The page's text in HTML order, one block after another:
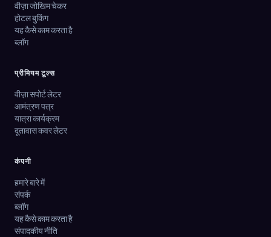
वीज़ा जोखिम चेकर
होटल बुकिंग
यह कैसे काम करता है
ब्लॉग
प्रीमियम टूल्स
वीज़ा सपोर्ट लेटर
आमंत्रण पत्र
यात्रा कार्यक्रम
दूतावास कवर लेटर
कंपनी
हमारे बारे में
संपर्क
ब्लॉग
यह कैसे काम करता है
संपादकीय नीति